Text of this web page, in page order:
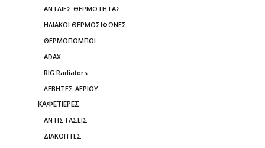
ΑΝΤΛΙΕΣ ΘΕΡΜΟΤΗΤΑΣ
ΗΛΙΑΚΟΙ ΘΕΡΜΟΣΙΦΩΝΕΣ
ΘΕΡΜΟΠΟΜΠΟΙ
ADAX
RIG Radiators
ΛΕΒΗΤΕΣ ΑΕΡΙΟΥ
ΚΑΦΕΤΙΕΡΕΣ
ΑΝΤΙΣΤΑΣΕΙΣ
ΔΙΑΚΟΠΤΕΣ